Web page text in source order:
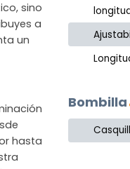
sino
a
un
hasta
Bombilla